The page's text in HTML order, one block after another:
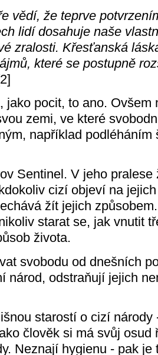
vědí, že teprve
lidí dosahuje naše
zralosti. Křesťanská
které se postupně
jako pocit, to ano. Ovšem
zemi, ve které
například podléháním
Sentinel. V jeho
cizí objeví na
žít jejich
starat se, jak vnutit
života.
svobodu od dnešních
národ, odstraňují jejich
starostí o cizí národy
člověk si má svůj osud
Neznají hygienu - pak